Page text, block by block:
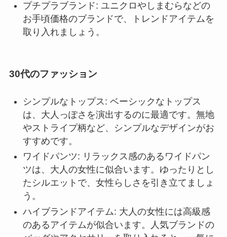
プチプラブランド: ユニクロやしまむらなどの
お手頃価格のブランドで、トレンドアイテムを
取り入れましょう。
30代のファッション
シンプルなトップス: ベーシックなトップス
は、大人っぽさを演出するのに最適です。無地
やストライプ柄など、シンプルなデザインがお
すすめです。
ワイドパンツ: リラックス感のあるワイドパン
ツは、大人の女性に似合います。ゆったりとし
たシルエットで、女性らしさを引き立てましょ
う。
ハイブランドアイテム: 大人の女性には高級感
のあるアイテムが似合います。人気ブランドの